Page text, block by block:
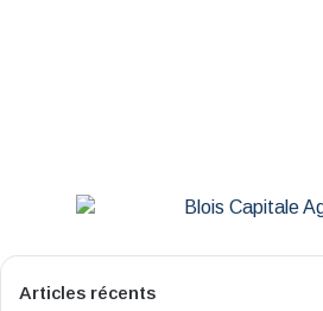
Articles récents